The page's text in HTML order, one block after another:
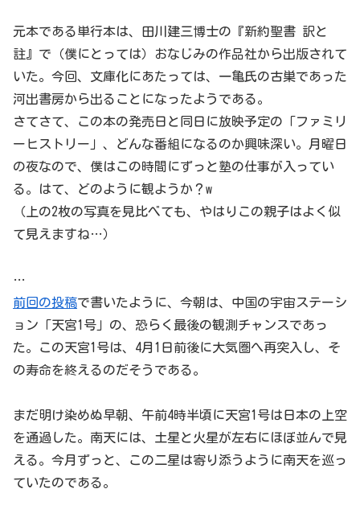
元本である単行本は、田川建三博士の『新約聖書 訳と
註』で（僕にとっては）おなじみの作品社から出版されて
いた。今回、文庫化にあたっては、一亀氏の古巣であった
河出書房から出ることになったようである。
さてさて、この本の発売日と同日に放映予定の「ファミリ
ーヒストリー」、どんな番組になるのか興味深い。月曜日
の夜なので、僕はこの時間にずっと塾の仕事が入ってい
る。はて、どのように観ようか？w
（上の2枚の写真を見比べても、やはりこの親子はよく似
て見えますね…）
…
前回の投稿で書いたように、今朝は、中国の宇宙ステーシ
ョン「天宮1号」の、恐らく最後の観測チャンスであっ
た。この天宮1号は、4月1日前後に大気圏へ再突入し、そ
の寿命を終えるのだそうである。
まだ明け染めぬ早朝、午前4時半頃に天宮1号は日本の上空
を通過した。南天には、土星と火星が左右にほぼ並んで見
える。今月ずっと、この二星は寄り添うように南天を巡っ
ていたのである。